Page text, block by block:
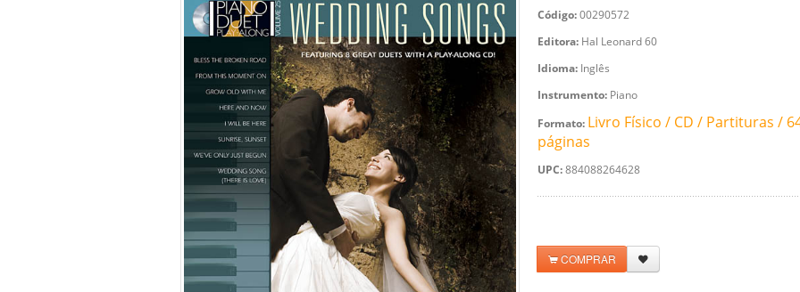
Código:00290572
Editora: Hal Leonard 60
Idioma: Inglês
Instrumento: Piano
Formato: Livro Físico / CD / Partituras /
páginas
UPC:884088264628
COMPRAR